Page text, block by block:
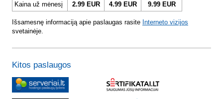
Kaina už mėnesį
2.99 EUR 4.99 EUR 9.99 EUR
Išsamesnę informaciją apie paslaugas rasite Interneto vizijos
svetainėje.
Kitos paslaugos